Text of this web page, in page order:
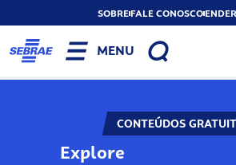
SOBREFALE CONOSCO
MENU
CONTEÚDOS
Explore